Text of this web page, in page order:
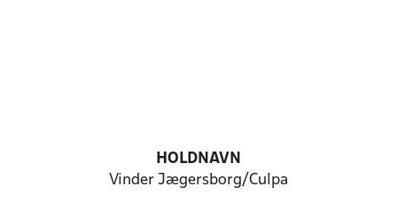
HOLDNAVN
Vinder Jægersborg/Culpa